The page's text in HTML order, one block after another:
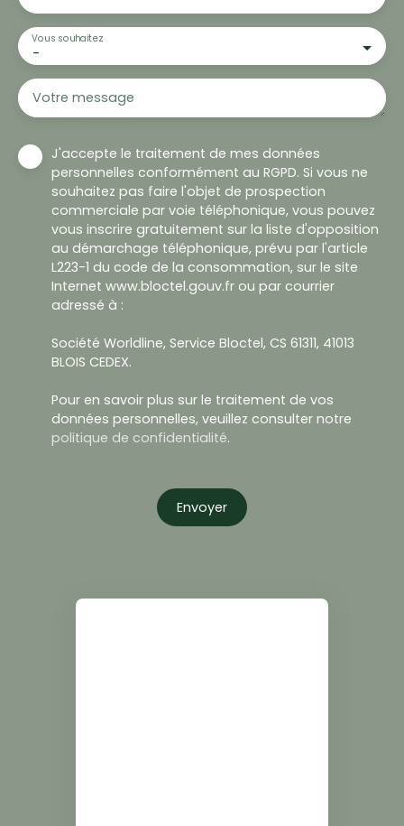
-
Vous souhaitez
Votre message
J'accepte le traitement de mes données
personnelles conformément au RGPD. Si vous ne
souhaitez pas faire l'objet de prospection
commerciale par voie téléphonique, vous pouvez
vous inscrire gratuitement sur la liste d'opposition
au démarchage téléphonique, prévu par l'article
L223-1 du code de la consommation, sur le site
Internet www.bloctel.gouv.fr ou par courrier
adressé à :
Société Worldline, Service Bloctel, CS 61311, 41013
BLOIS CEDEX.
Pour en savoir plus sur le traitement de vos
données personnelles, veuillez consulter notre
politique de confidentialité.
Envoyer